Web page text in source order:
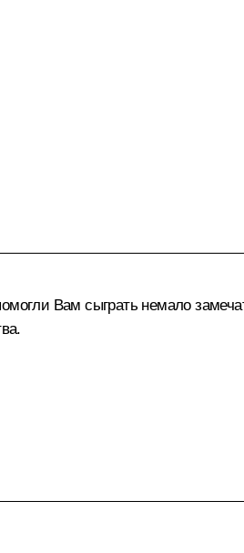
Вам сыграть немало